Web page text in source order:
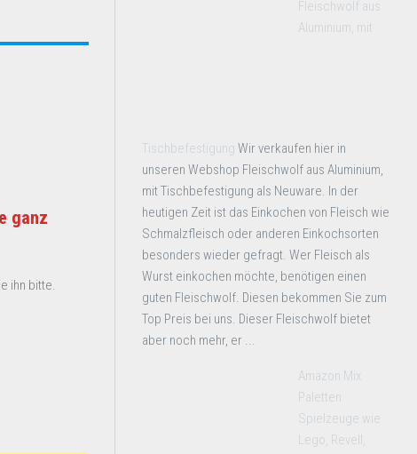
ganz
ihn bitte.
Fleischwolf aus
Aluminium, mit
Tischbefestigung Wir verkaufen hier in
unseren Webshop Fleischwolf aus Aluminium,
mit Tischbefestigung als Neuware. In der
heutigen Zeit ist das Einkochen von Fleisch wie
Schmalzfleisch oder anderen Einkochsorten
besonders wieder gefragt. Wer Fleisch als
Wurst einkochen möchte, benötigen einen
guten Fleischwolf. Diesen bekommen Sie zum
Top Preis bei uns. Dieser Fleischwolf bietet
aber noch mehr, er ...
Amazon Mix
Paletten
Spielzeuge wie
Lego, Revell,